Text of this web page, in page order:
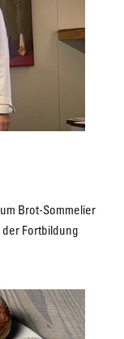
Brot-Sommelier
Fortbildung